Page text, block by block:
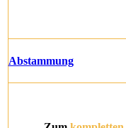
Abstammung